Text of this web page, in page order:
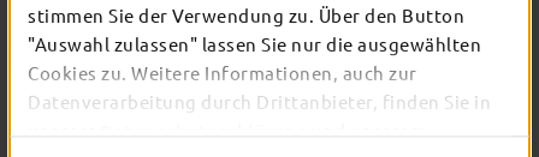
stimmen Sie der Verwendung zu. Über den Button
"Auswahl zulassen" lassen Sie nur die ausgewählten
Cookies zu. Weitere Informationen, auch zur
Datenverarbeitung durch Drittanbieter, finden Sie in
In Fulda ist irgendwo immer etwas los: Ob
Konzert, Musical, Erlebnis-Stadtführung oder
Theater – entdecke hier aktuelle Veranstaltungen
und Highlights in und um Fulda.